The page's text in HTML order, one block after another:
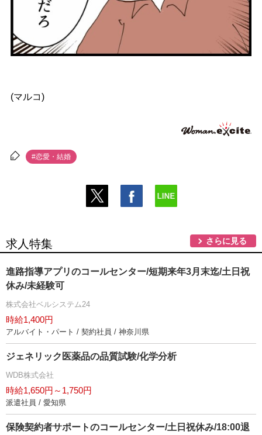
(マルコ)
#恋愛・結婚
求人特集 さらに見る
進路指導アプリのコールセンター/短期来年3月末迄/土日祝
休み/未経験可
株式会社ベルシステム24
時給1,400円
アルバイト・パート / 契約社員 / 神奈川県
ジェネリック医薬品の品質試験/化学分析
WDB株式会社
時給1,650円～1,750円
派遣社員 / 愛知県
保険契約者サポートのコールセンター/土日祝休み/18:00退